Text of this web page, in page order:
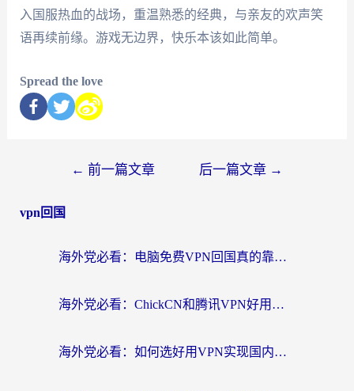
入国服热血的战场，重温熟悉的经典，与亲友的欢声笑
语再续前缘。游戏无边界，快乐本该如此简单。
Spread the love
← 前一篇文章 后一篇文章 →
vpn回国
海外党必看：电脑免费VPN回国真的靠谱吗？附实测对比与最优方案指南
海外党必看：ChickCN和腾讯VPN好用吗？3招选对回国加速器，告别地区限制
海外党必看：如何选好用VPN实现国内资源无缝访问？从越南到全球都适用